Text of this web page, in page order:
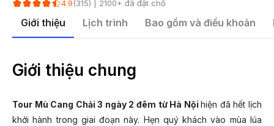
4.9 (315) | 2100+ đã đặt chỗ
Giới thiệu Lịch trình Bao gồm và điều khoản
Giới thiệu chung
Tour Mù Cang Chải 3 ngày 2 đêm từ Hà Nộihiện đã hết lịch
khởi hành trong giai đoạn này. Hẹn quý khách vào mùa lúa